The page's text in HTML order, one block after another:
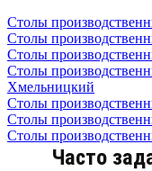
Столы
Столы
Столы
Столы
Хмельницкий
Столы
Столы
Столы
Часто